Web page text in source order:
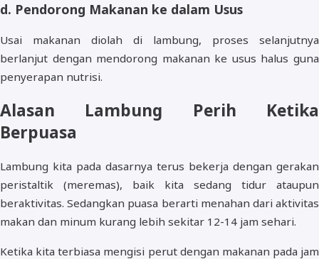
d. Pendorong Makanan ke dalam Usus
Usai makanan diolah di lambung, proses selanjutnya
berlanjut dengan mendorong makanan ke usus halus guna
penyerapan nutrisi.
Alasan Lambung Perih Ketika
Berpuasa
Lambung kita pada dasarnya terus bekerja dengan gerakan
peristaltik (meremas), baik kita sedang tidur ataupun
beraktivitas. Sedangkan puasa berarti menahan dari aktivitas
makan dan minum kurang lebih sekitar 12-14 jam sehari.
Ketika kita terbiasa mengisi perut dengan makanan pada jam